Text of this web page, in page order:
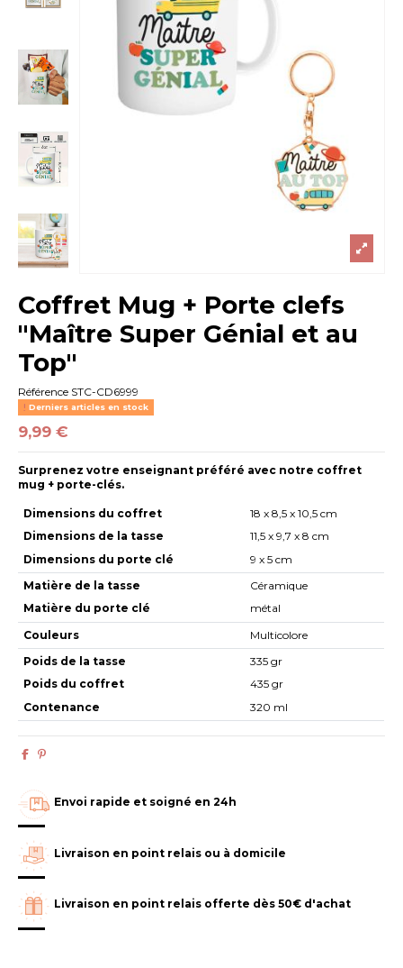
Coffret Mug + Porte clefs
"Maître Super Génial et au
Top"
Référence STC-CD6999
Derniers articles en stock
9,99 €
Surprenez votre enseignant préféré avec notre coffret
mug + porte-clés.
Dimensions du coffret
Dimensions de la tasse
Dimensions du porte clé
18 x 8,5 x 10,5 cm
11,5 x 9,7 x 8 cm
9 x 5 cm
Matière de la tasse
Matière du porte clé
Céramique
métal
Couleurs
Multicolore
Poids de la tasse
Poids du coffret
Contenance
335 gr
435 gr
320 ml
Envoi rapide et soigné en 24h
Livraison en point relais ou à domicile
Livraison en point relais offerte dès 50€ d'achat